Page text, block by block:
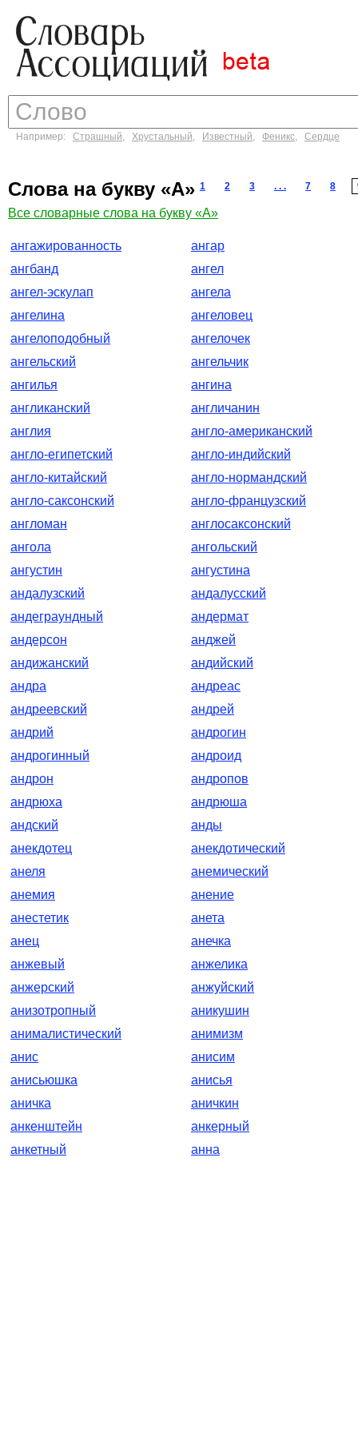
Например: Страшный, Хрустальный, Известный, Феникс, Сердце
Слова на букву «А» 1 2 3 . . . 7 8
Все словарные слова на букву «А»
ангажированность
ангар
ангбанд
ангел
ангел-эскулап
ангела
ангелина
ангеловец
ангелоподобный
ангелочек
ангельский
ангельчик
ангилья
ангина
англиканский
англичанин
англия
англо-американский
англо-египетский
англо-индийский
англо-китайский
англо-нормандский
англо-саксонский
англо-французский
англоман
англосаксонский
ангола
ангольский
ангустин
ангустина
андалузский
андалусский
андеграундный
андермат
андерсон
анджей
андижанский
андийский
андра
андреас
андреевский
андрей
андрий
андрогин
андрогинный
андроид
андрон
андропов
андрюха
андрюша
андский
анды
анекдотец
анекдотический
анеля
анемический
анемия
анение
анестетик
анета
анец
анечка
анжевый
анжелика
анжерский
анжуйский
анизотропный
аникушин
анималистический
анимизм
анис
анисим
анисьюшка
анисья
аничка
аничкин
анкенштейн
анкерный
анкетный
анна